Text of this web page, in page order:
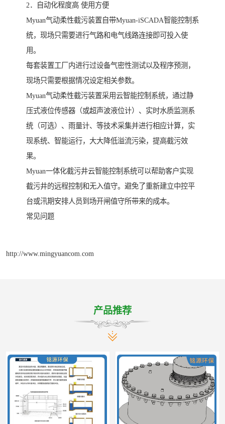
2．自动化程度高 使用方便
Myuan气动柔性截污装置自带Myuan-iSCADA智能控制系
统，现场只需要进行气路和电气线路连接即可投入使
用。
每套装置工厂内进行过设备气密性测试以及程序预测，
现场只需要根据情况设定相关参数。
Myuan气动柔性截污装置采用云智能控制系统，通过静
压式液位传感器（或超声波液位计）、实时水质监测系
统（可选）、雨量计、等技术采集并进行相应计算，实
现系统、智能运行，大大降低溢流污染，提高截污效
果。
Myuan一体化截污井云智能控制系统可以帮助客户实现
截污井的远程控制和无入值守。避免了重新建立中控平
台或汛期安排人员到场开闸值守所带来的成本。
常见问题
http://www.mingyuancom.com
产品推荐